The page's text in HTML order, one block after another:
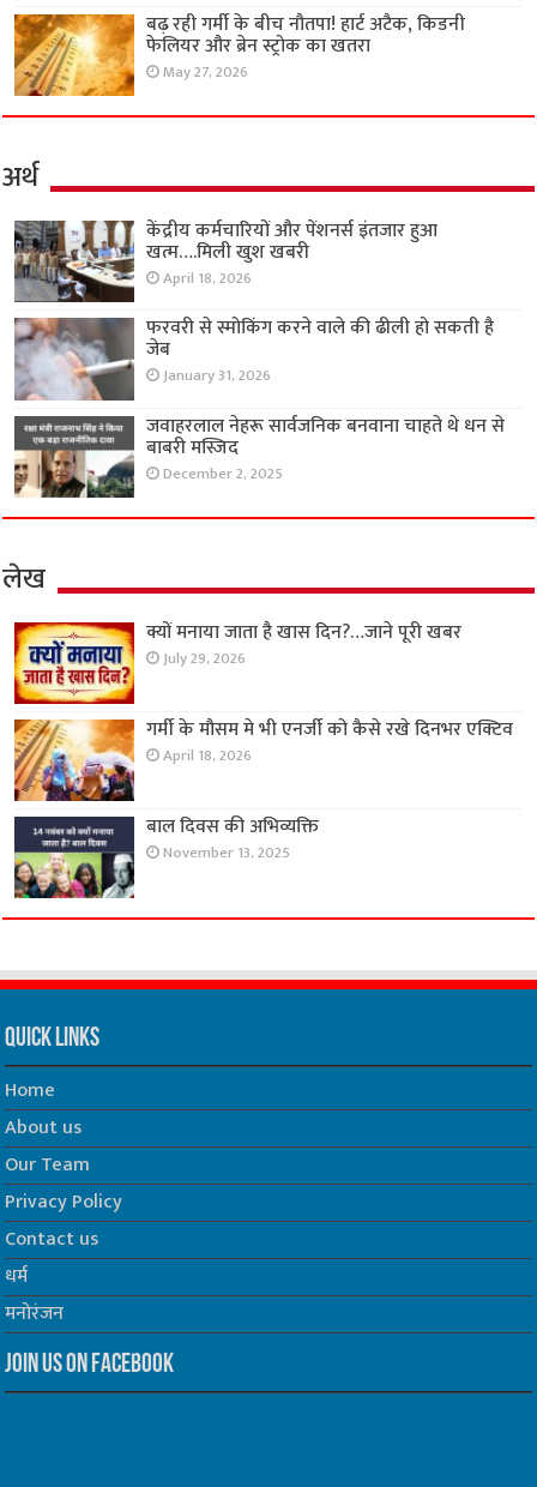
बढ़ रही गर्मी के बीच नौतपा! हार्ट अटैक, किडनी
फेलियर और ब्रेन स्ट्रोक का खतरा
May 27, 2026
अर्थ
केंद्रीय कर्मचारियों और पेंशनर्स इंतजार हुआ
खत्म….मिली खुश खबरी
April 18, 2026
फरवरी से स्मोकिंग करने वाले की ढीली हो सकती है
जेब
January 31, 2026
जवाहरलाल नेहरू सार्वजनिक बनवाना चाहते थे धन से
बाबरी मस्जिद
December 2, 2025
लेख
क्यों मनाया जाता है खास दिन?…जाने पूरी खबर
July 29, 2026
गर्मी के मौसम मे भी एनर्जी को कैसे रखे दिनभर एक्टिव
April 18, 2026
बाल दिवस की अभिव्यक्ति
November 13, 2025
Quick Links
Home
About us
Our Team
Privacy Policy
Contact us
धर्म
मनोरंजन
Join us on Facebook